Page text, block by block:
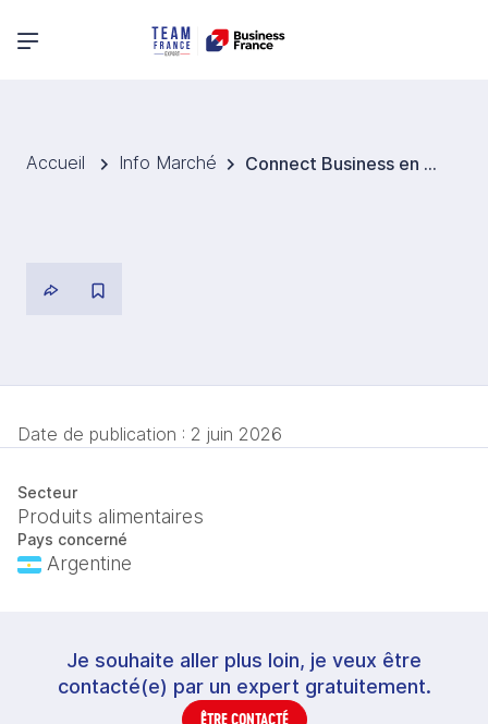
Menu principal
Accueil Info Marché Connect Business en Argentine pour la recherche d'importateurs-distributeurs
Date de publication : 2 juin 2026
Secteur
Produits alimentaires
Pays concerné
Argentine
Je souhaite aller plus loin, je veux être
contacté(e) par un expert gratuitement.
ÊTRE CONTACTÉ